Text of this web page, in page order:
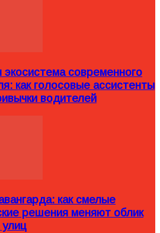
современного
как голосовые ассистенты
водителей
как смелые
решения меняют облик
улиц